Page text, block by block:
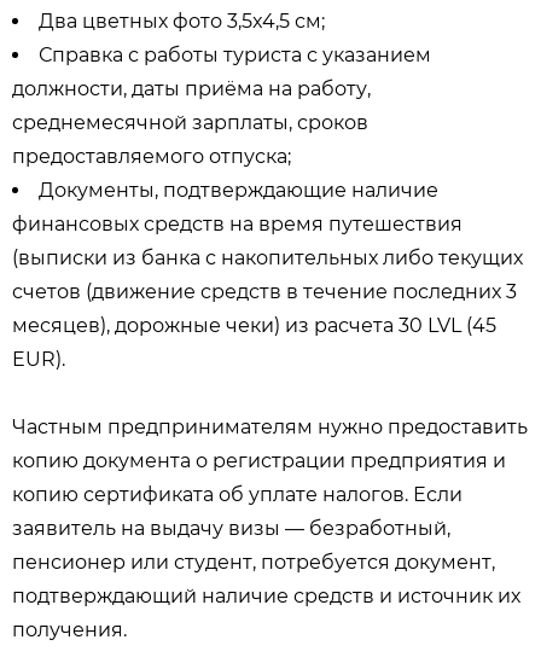
Два цветных фото 3,5x4,5 см;
Справка с работы туриста с указанием
должности, даты приёма на работу,
среднемесячной зарплаты, сроков
предоставляемого отпуска;
Документы, подтверждающие наличие
финансовых средств на время путешествия
(выписки из банка с накопительных либо текущих
счетов (движение средств в течение последних 3
месяцев), дорожные чеки) из расчета 30 LVL (45
EUR).
Частным предпринимателям нужно предоставить
копию документа о регистрации предприятия и
копию сертификата об уплате налогов. Если
заявитель на выдачу визы — безработный,
пенсионер или студент, потребуется документ,
подтверждающий наличие средств и источник их
получения.